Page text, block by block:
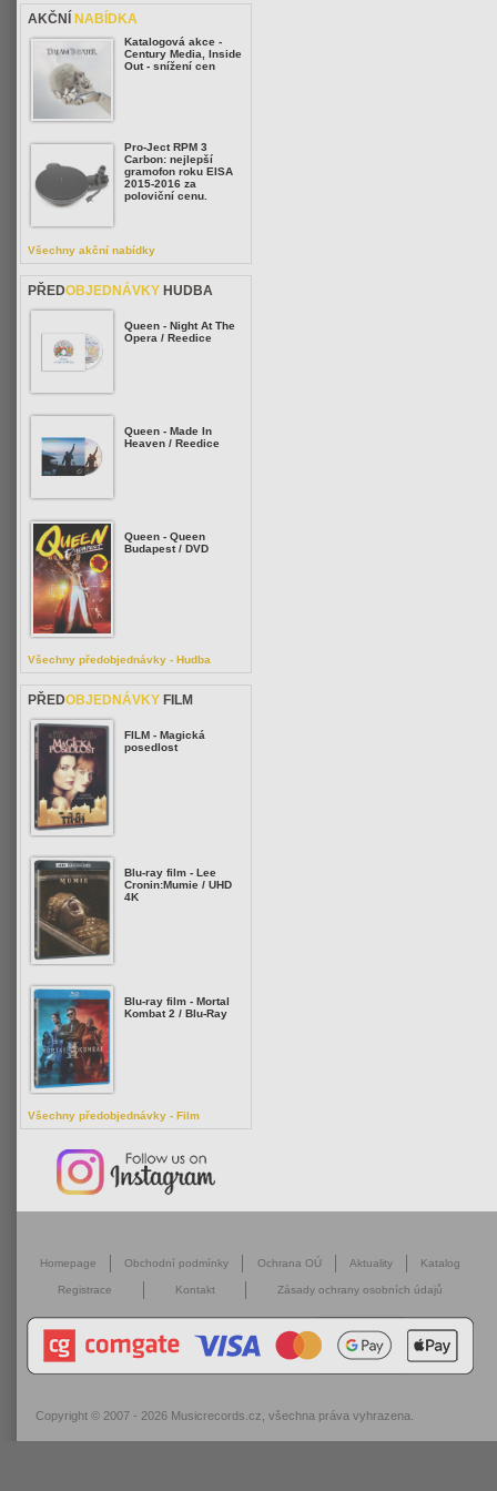
AKČNÍ NABÍDKA
Katalogová akce -
Century Media, Inside
Out - snížení cen
Pro-Ject RPM 3
Carbon: nejlepší
gramofon roku EISA
2015-2016 za
poloviční cenu.
Všechny akční nabídky
PŘEDOBJEDNÁVKY HUDBA
Queen - Night At The
Opera / Reedice
Queen - Made In
Heaven / Reedice
Queen - Queen
Budapest / DVD
Všechny předobjednávky - Hudba
PŘEDOBJEDNÁVKY FILM
FILM - Magická
posedlost
Blu-ray film - Lee
Cronin:Mumie / UHD
4K
Blu-ray film - Mortal
Kombat 2 / Blu-Ray
Všechny předobjednávky - Film
Homepage Obchodní podmínky Ochrana OÚ Aktuality Katalog
Registrace Kontakt Zásady ochrany osobních údajů
Copyright © 2007 - 2026 Musicrecords.cz , všechna práva vyhrazena.